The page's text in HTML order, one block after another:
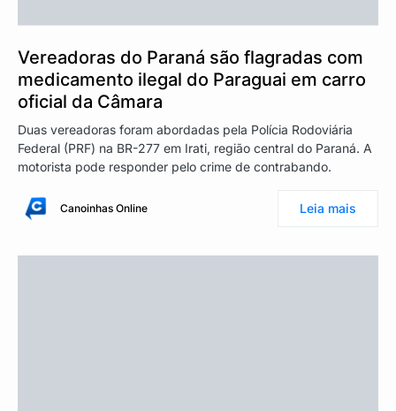
Vereadoras do Paraná são flagradas com
medicamento ilegal do Paraguai em carro
oficial da Câmara
Duas vereadoras foram abordadas pela Polícia Rodoviária
Federal (PRF) na BR-277 em Irati, região central do Paraná. A
motorista pode responder pelo crime de contrabando.
Canoinhas Online Leia mais